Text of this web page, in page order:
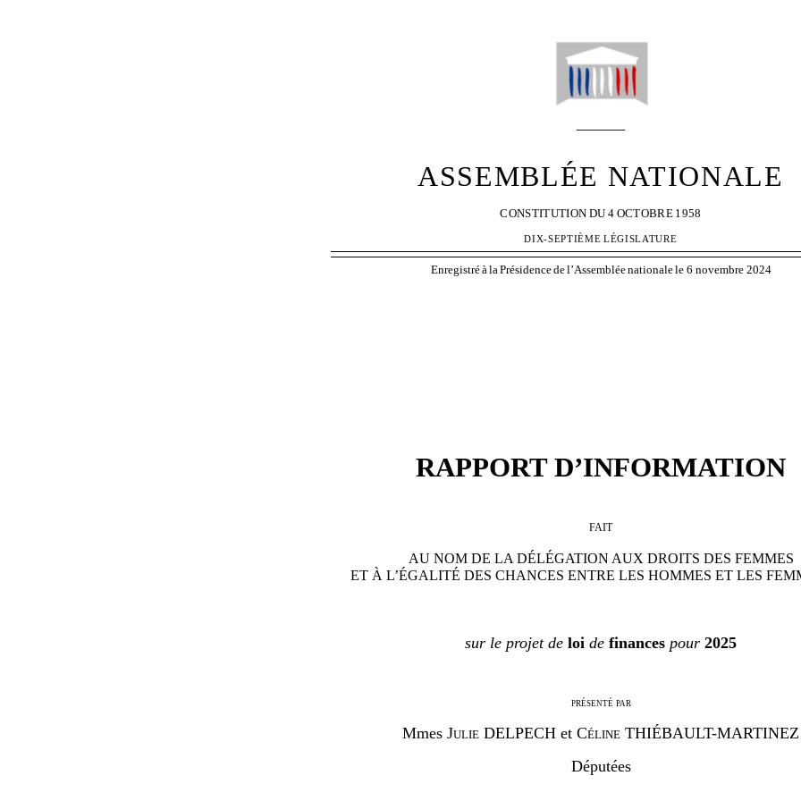
N° 540
ASSEMBLÉE NATIONALE
CONSTITUTION DU 4 OCTOBRE 1958
DIX-SEPTIÈME LÉGISLATURE
EnregistréàlaPrésidencedel’Assembléenationalele 6 novembre 2024
RAPPORT D’INFORMATION
FAIT
AU NOM DE LA DÉLÉGATION AUX DROITS DES FEMMES
ET À L’ÉGALITÉ DES CHANCES ENTRE LES HOMMES ET LES
sur le projet de loi de finances pour 2025
présenté par
Mmes Julie DELPECH et Céline THIÉBAULT-MARTINEZ
Députées